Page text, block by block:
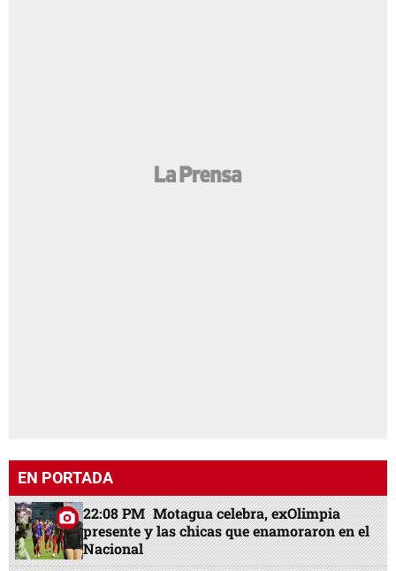
EN PORTADA
22:08 PM Motagua celebra, exOlimpia
presente y las chicas que enamoraron en el
Nacional